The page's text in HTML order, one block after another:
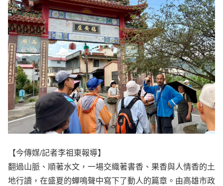
【今傳媒/記者李祖東報導】
翻過山脈、順著水文，一場交織著書香、果香與人情香的土
地行讀，在盛夏的蟬鳴聲中寫下了動人的篇章。由高雄市政